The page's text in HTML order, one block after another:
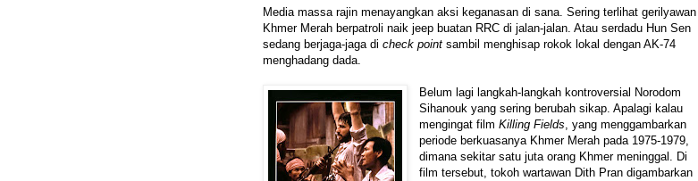
Media massa rajin menayangkan aksi keganasan di sana. Sering terlihat gerilyawan
Khmer Merah berpatroli naik jeep buatan RRC di jalan-jalan. Atau serdadu Hun Sen
sedang berjaga-jaga di check point sambil menghisap rokok lokal dengan AK-74
menghadang dada.
Belum lagi langkah-langkah kontroversial Norodom
Sihanouk yang sering berubah sikap. Apalagi kalau
mengingat filmKilling Fields, yang menggambarkan
periode berkuasanya Khmer Merah pada 1975-1979,
dimana sekitar satu juta orang Khmer meninggal. Di
film tersebut, tokoh wartawan Dith Pran digambarkan